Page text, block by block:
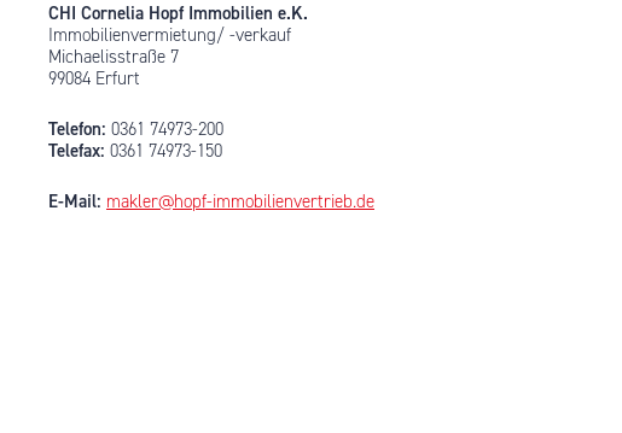
CHI Cornelia Hopf Immobilien e.K.
Immobilienvermietung/ -verkauf
Michaelisstraße 7
99084 Erfurt
Telefon: 0361 74973-200
Telefax: 0361 74973-150
E-Mail: makler@hopf-immobilienvertrieb.de